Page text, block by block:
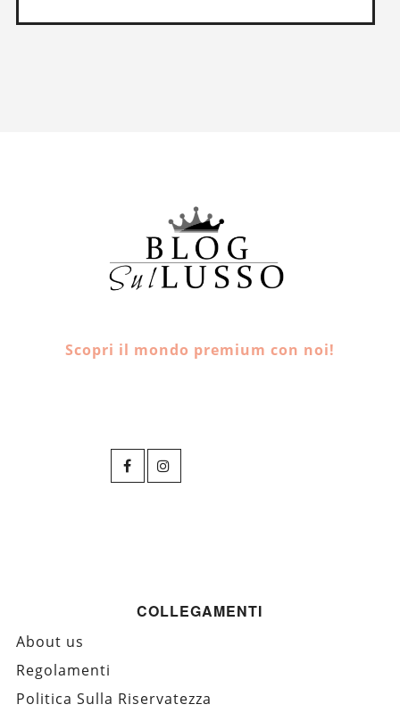
Scopri il mondo premium con noi!
COLLEGAMENTI
About us
Regolamenti
Politica Sulla Riservatezza